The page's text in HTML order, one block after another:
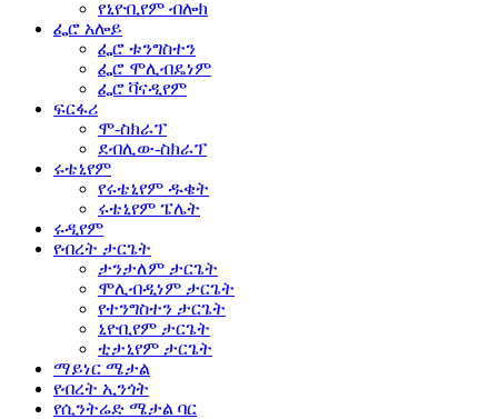
የኒዮቢየም ብሎክ
ፌሮ አሎይ
ፌሮ ቱንግስተን
ፌሮ ሞሊብዴነም
ፌሮ ቫናዲየም
ፍርፋሪ
ሞ-ስክራፕ
ደብሊው-ስክራፕ
ሩቴኒየም
የሩቴኒየም ዱቄት
ሩቴኒየም ፔሌት
ሩዲየም
የብረት ታርጌት
ታንታለም ታርጌት
ሞሊብዲነም ታርጌት
የተንግስተን ታርጌት
ኒዮቢየም ታርጌት
ቲታኒየም ታርጌት
ማይነር ሜታል
የብረት ኢንጎት
የሲንትሬድ ሜታል ባር